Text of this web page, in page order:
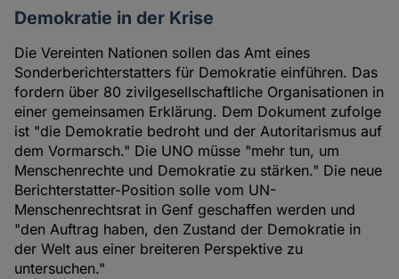
Demokratie in der Krise
Die Vereinten Nationen sollen das Amt eines
Sonderberichterstatters für Demokratie einführen. Das
fordern über 80 zivilgesellschaftliche Organisationen in
einer gemeinsamen Erklärung. Dem Dokument zufolge
ist "die Demokratie bedroht und der Autoritarismus auf
dem Vormarsch." Die UNO müsse "mehr tun, um
Menschenrechte und Demokratie zu stärken." Die neue
Berichterstatter-Position solle vom UN-
Menschenrechtsrat in Genf geschaffen werden und
"den Auftrag haben, den Zustand der Demokratie in
der Welt aus einer breiteren Perspektive zu
untersuchen."